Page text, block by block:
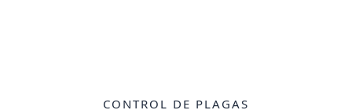
CONTROL DE PLAGAS